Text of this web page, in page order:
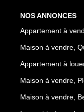
NOS ANNONCES
Appartement à
Maison à vendre,
Appartement à
Maison à vendre,
Maison à vendre,